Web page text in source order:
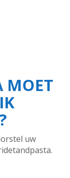
MOET
uw